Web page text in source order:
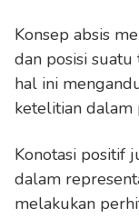
Konsep absis
dan posisi
hal ini
ketelitian dalam
Konotasi positif
dalam
melakukan